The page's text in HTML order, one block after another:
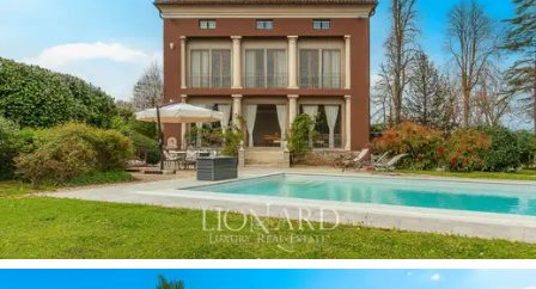
別墅外的私人公園經過精心設計和景觀美化，設
有有頂棚的游泳池、配備日光浴躺椅和桌椅的日
光浴區，以及配備燒烤設施和燃木烤爐的區域，
非常適合戶外活動。別墅旁邊是一 小塊耕地，非
常適合希望進行小規模農業生產的人士。戶外空
間的設計旨在為所有季節提供最大的舒適度和宜
居性，並採用和諧的建築方案和傳統材料。此
外，相鄰的農田可用作直升機停機坪。